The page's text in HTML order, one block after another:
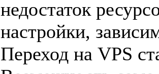
недостаток
настройки,
Переход на VPS